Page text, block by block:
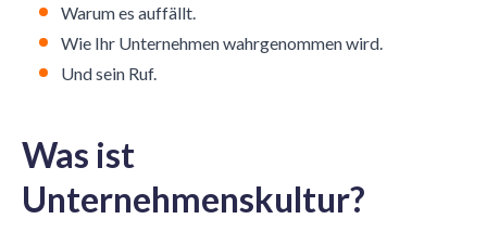
Warum es auffällt.
Wie Ihr Unternehmen wahrgenommen wird.
Und sein Ruf.
Was ist
Unternehmenskultur?